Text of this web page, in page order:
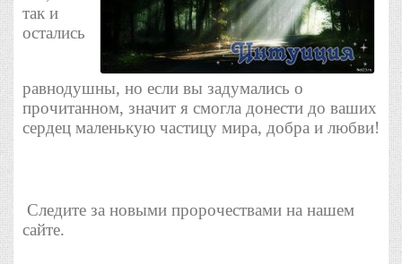
так и
остались
равнодушны, но если вы задумались о
прочитанном, значит я смогла донести до ваших
сердец маленькую частицу мира, добра и любви!
Следите за новыми пророчествами на нашем
сайте.